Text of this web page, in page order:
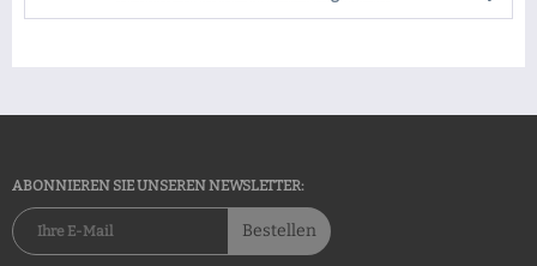
ABONNIEREN SIE UNSEREN NEWSLETTER:
Bestellen